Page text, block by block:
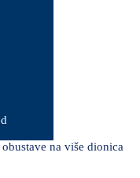
na više dionica